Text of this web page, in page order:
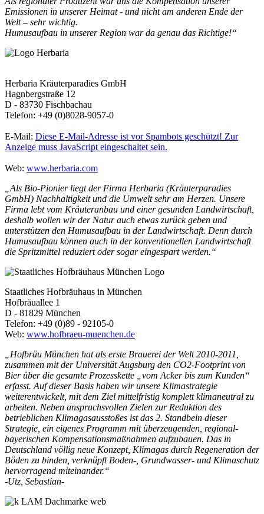
Emissionen in unserer Heimat - und nicht am anderen Ende der
Welt – sehr wichtig.
Humusaufbau in unserer Region war da genau das Richtige!“
Herbaria Kräuterparadies GmbH
Hagnbergstraße 12
D - 83730 Fischbachau
Telefon: +49 (0)8028-9057-0
E-Mail: Diese E-Mail-Adresse ist vor Spambots geschützt! Zur
Anzeige muss JavaScript eingeschaltet sein.
Web: www.herbaria.com
„Als Bio-Pionier liegt der Firma Herbaria (Kräuterparadies
GmbH) Nachhaltigkeit und die Umwelt sehr am Herzen. Unsere
Firma lebt vom Kräuteranbau und einer gesunden Landwirtschaft,
deshalb wollen wir der Natur auch etwas zurück geben und
unterstützen den Humusaufbau in der Landwirtschaft. Denn durch
Humusaufbau können auch in der konventionellen Landwirtschaft
die Spritzmittel reduziert oder sogar eingespart werden.“
Staatliches Hofbräuhaus in München
Hofbräuallee 1
D - 81829 München
Telefon: +49 (0)89 - 92105-0
Web: www.hofbraeu-muenchen.de
„Hofbräu München hat als erste Brauerei der Welt 2010-2011,
zusammen mit der Universität Augsburg den CO2-Footprint von
Bier über die gesamte Prozesskette „vom Acker bis zum Kunden“
erfasst. Auf dieser Basis haben wir unsere Klimastrategie
weiterentwickelt, mit dem Ziel mittelfristig komplett klimaneutral zu
arbeiten. Neben anspruchsvollen Zielen zur Reduktion des
betrieblichen Klimagasausstoßes ist das 2. Standbein dieser
Strategie, ein eigenes Programm mit überzeugenden, regional-
bayerischen Kompensationsmaßnahmen aufzubauen. Das in
Deutschland völlig neue Konzept, Klimagas durch Regeneration der
Böden zu binden, verknüpft Boden-, Grundwasser- und Klimaschutz
hervorragend miteinander.“
-Utz, Sebastian-